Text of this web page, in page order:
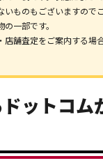
ものもございますので
一部です。
舗査定をご案内する場合
ットコム